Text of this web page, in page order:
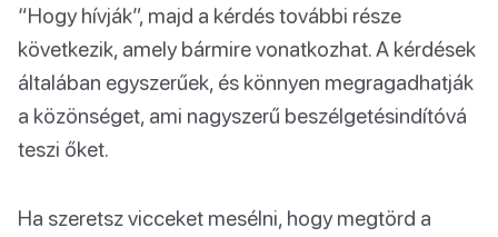
“Hogy hívják”, majd a kérdés további része
következik, amely bármire vonatkozhat. A kérdések
általában egyszerűek, és könnyen megragadhatják
a közönséget, ami nagyszerű beszélgetésindítóvá
teszi őket.
Ha szeretsz vicceket mesélni, hogy megtörd a